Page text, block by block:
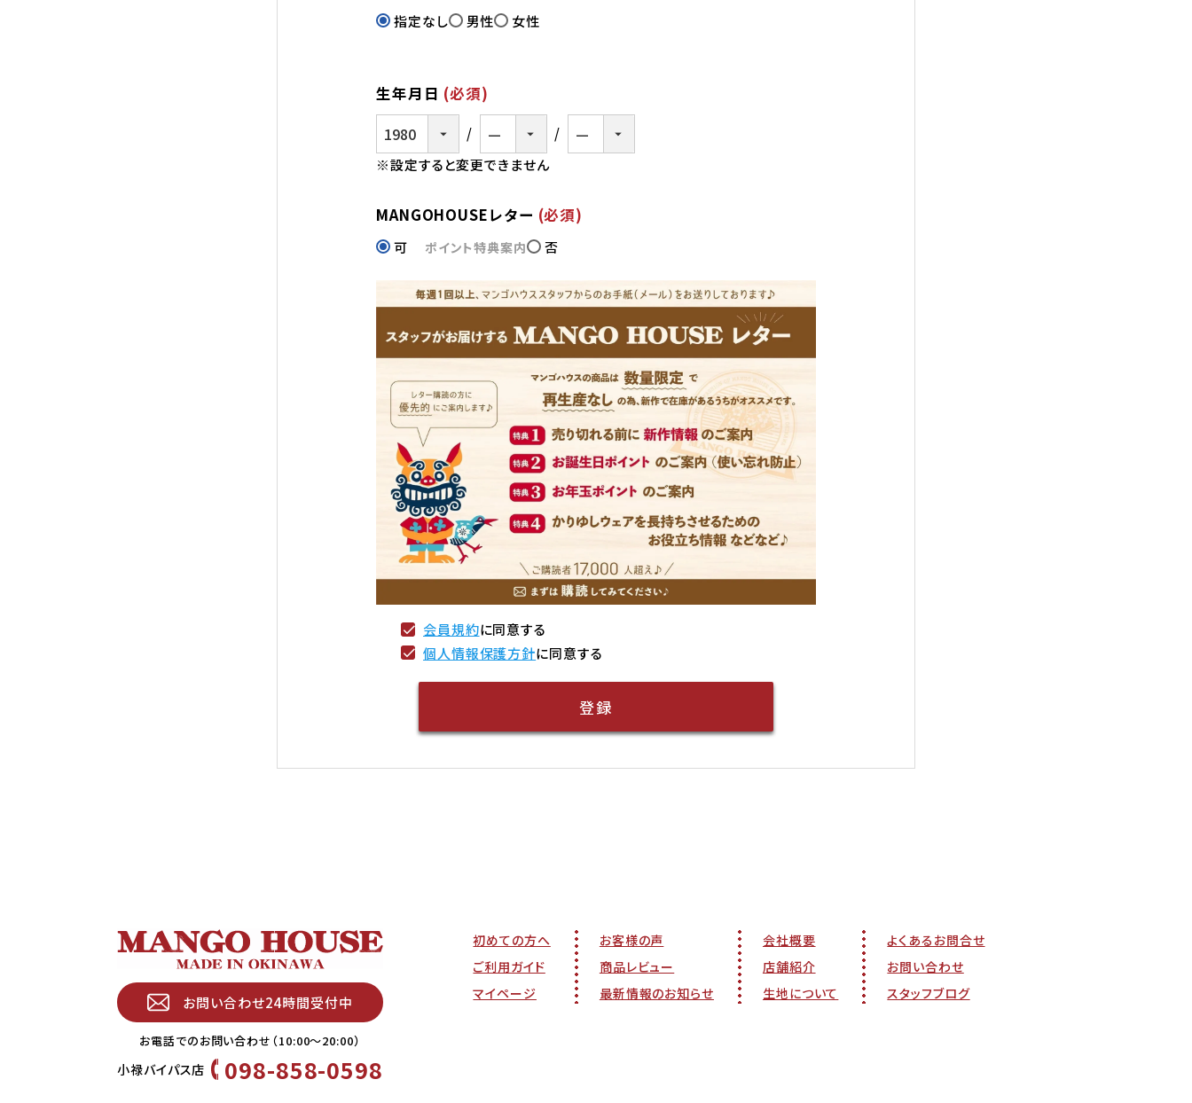
指定なし 男性 女性
生年月日 (必須)
※設定すると変更できません
MANGOHOUSEレター (必須)
可 否
会員規約に同意する
個人情報保護方針に同意する
登録
お問い合わせ24時間受付中
お電話でのお問い合わせ（10:00〜20:00）
小禄バイパス店 098-858-0598
初めての方へ
ご利用ガイド
マイページ
お客様の声
商品レビュー
最新情報のお知らせ
会社概要
店舗紹介
生地について
よくあるお問合せ
お問い合わせ
スタッフブログ